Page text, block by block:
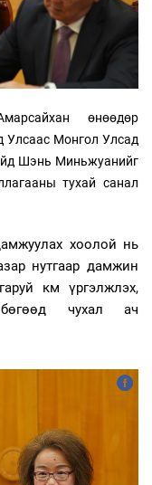
өнөөдөр
Улсаас Монгол Улсад
Шэнь Миньжуанийг
тухай санал
хоолой нь
нутгаар дамжин
км үргэлжлэх,
чухал ач